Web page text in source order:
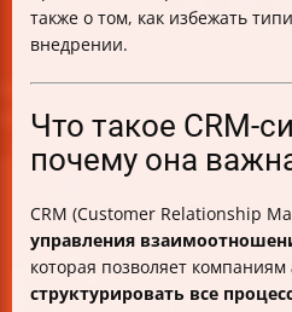
также о том, как избежать
внедрении.
Что такое CRM-
почему она
CRM (Customer Relationship
управления
которая позволяет компаниям
структурировать все